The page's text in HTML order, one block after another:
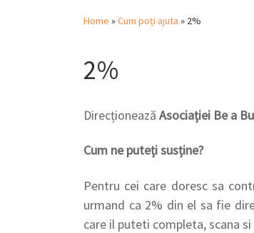
Home »Cum poți ajuta » 2%
2%
Direcționează Asociației Be a
Cum ne puteți susține?
Pentru cei care doresc sa
urmand ca 2% din el sa fie
care il puteti completa, scana